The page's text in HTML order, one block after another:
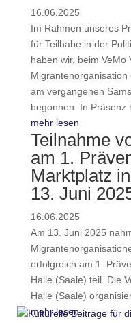
16.06.2025
Im Rahmen unseres
für Teilhabe in der
haben wir, beim VeMo
Migrantenorganisation
am vergangenen
begonnen. In Präsenz
mehr lesen
Teilnahme
am 1.
Marktplatz
13. Juni
16.06.2025
Am 13. Juni 2025
erfolgreich am 1.
Halle (Saale) teil. Die
Halle (Saale)
mehr lesen